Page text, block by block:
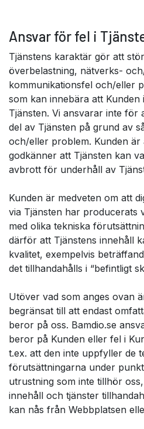
Ansvar för fel i
Tjänstens karaktär gör att
överbelastning, nätverks-
kommunikationsfel och/eller
som kan innebära att Kunden
Tjänsten. Vi ansvarar inte för
del av Tjänsten på grund av
och/eller problem. Kunden är
godkänner att Tjänsten kan
avbrott för underhåll av
Kunden är medveten om att
via Tjänsten har producerats
med olika tekniska
därför att Tjänstens innehåll
kvalitet, exempelvis
det tillhandahålls i “befintligt
Utöver vad som anges ovan
begränsat till att endast
beror på oss. Bamdio.se
beror på Kunden eller fel i
t.ex. att den inte uppfyller de
förutsättningarna under
utrustning som inte tillhör
innehåll och tjänster
kan nås från Webbplatsen